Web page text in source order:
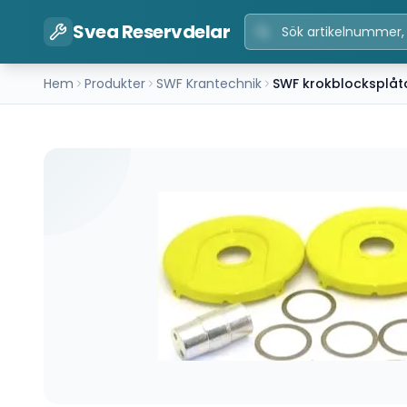
Svea Reservdelar
Hem Produkter SWF Krantechnik SWF